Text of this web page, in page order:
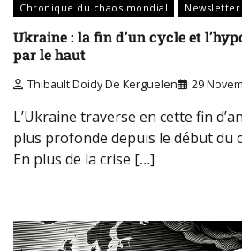
Chronique du chaos mondial Newsletter
Ukraine : la fin d’un cycle et
par le haut
Thibault Doidy De Kerguelen 29
L’Ukraine traverse en cette fin
plus profonde depuis le début du
En plus de la crise […]